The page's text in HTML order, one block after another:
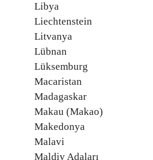
Libya
Liechtenstein
Litvanya
Lübnan
Lüksemburg
Macaristan
Madagaskar
Makau (Makao)
Makedonya
Malavi
Maldiv Adaları